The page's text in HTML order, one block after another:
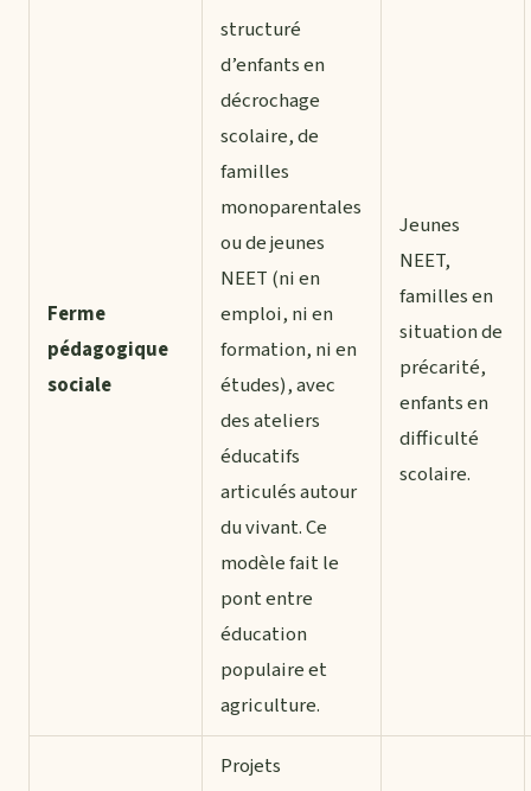
Ferme
pédagogique
sociale
structuré
d’enfants en
décrochage
scolaire, de
familles
monoparentales
ou de jeunes
NEET (ni en
emploi, ni en
formation, ni en
études), avec
des ateliers
éducatifs
articulés autour
du vivant. Ce
modèle fait le
pont entre
éducation
populaire et
agriculture.
Jeunes
NEET,
familles en
situation de
précarité,
enfants en
difficulté
scolaire.
Projets